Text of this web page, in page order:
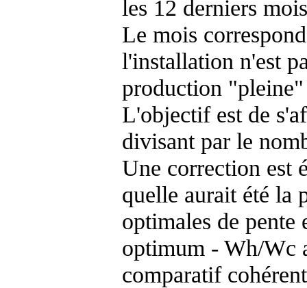
les 12 derniers
Le mois
l'installation n'est
production "pleine"
L'objectif est de
divisant par le
Une correction est
quelle aurait été la
optimales de
optimum - Wh/Wc
comparatif